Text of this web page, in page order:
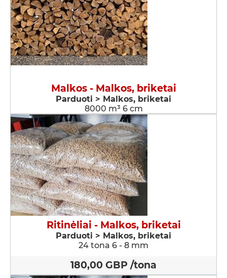
Malkos - Malkos, briketai
Parduoti > Malkos, briketai
8000 m³ 6 cm
Ritinėliai - Malkos, briketai
Parduoti > Malkos, briketai
24 tona 6 - 8 mm
180,00 GBP /tona